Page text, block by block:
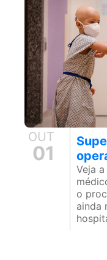
OUT
01
Veja
o
ainda